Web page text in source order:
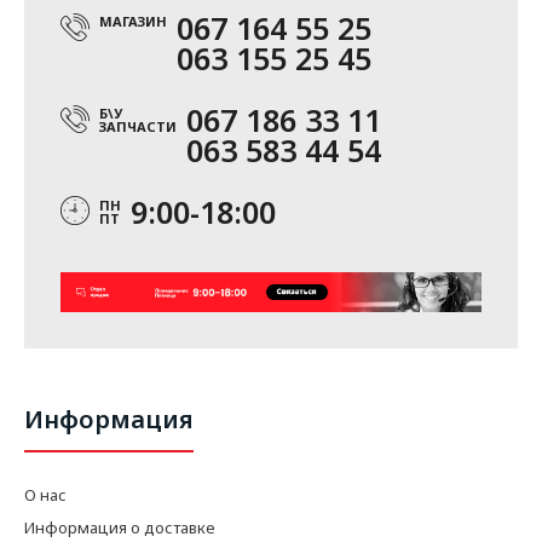
МАГАЗИН 067 164 55 25
063 155 25 45
Б\У
ЗАПЧАСТИ 067 186 33 11
063 583 44 54
ПН
ПТ 9:00-18:00
Информация
О нас
Информация о доставке